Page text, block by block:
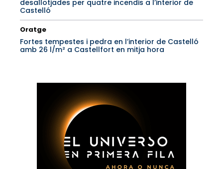
desallotjades per quatre incendis a l’interior de
Castelló
Oratge
Fortes tempestes i pedra en l’interior de Castelló
amb 26 l/m² a Castellfort en mitja hora